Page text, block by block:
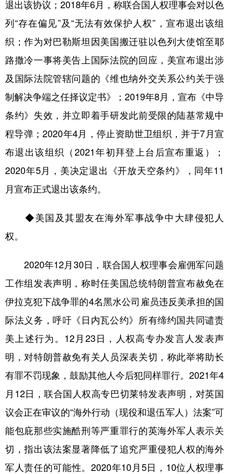
退出该协议；2018年6月，称联合国人权理事会对以色
列“存在偏见”及“无法有效保护人权”，宣布退出该组
织；作为对巴勒斯坦因美国搬迁驻以色列大使馆至耶
路撒冷一事将美告上国际法院的回应，美宣布退出涉
及国际法院管辖问题的《维也纳外交关系公约关于强
制解决争端之任择议定书》；2019年8月，宣布《中导
条约》失效，并立即着手研发此前受限的陆基常规中
程导弹；2020年4月，停止资助世卫组织，并于7月宣
布退出该组织（2021年初拜登上台后宣布重返）；
2020年5月，美决定退出《开放天空条约》，同年11
月宣布正式退出该条约。
◆美国及其盟友在海外军事战争中大肆侵犯人
权。
2020年12月30日，联合国人权理事会雇佣军问题
工作组发表声明，称时任美国总统特朗普宣布赦免在
伊拉克犯下战争罪的4名黑水公司雇员违反美承担的国
际法义务，呼吁《日内瓦公约》所有缔约国共同谴责
美上述行为。12月23日，人权高专办发言人发表声
明，对特朗普赦免有关人员深表关切，称此举将助长
有罪不罚现象，鼓励其他人今后犯同样罪行。2021年4
月12日，联合国人权高专巴切莱特发表声明，对英国
议会正在审议的“海外行动（现役和退伍军人）法案”可
能包庇那些实施酷刑等严重罪行的英海外军人表示关
切，指出该法案显著降低了追究严重侵犯人权的海外
军人责任的可能性。2020年10月5日，10位人权理事